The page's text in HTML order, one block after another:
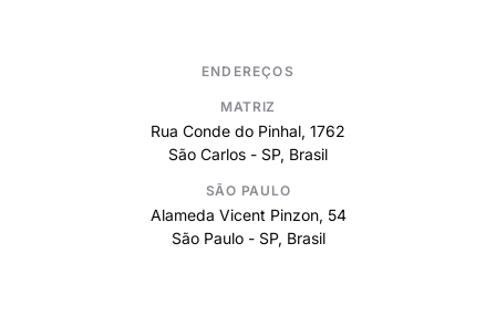
ENDEREÇOS
MATRIZ
Rua Conde do Pinhal, 1762
São Carlos - SP, Brasil
SÃO PAULO
Alameda Vicent Pinzon, 54
São Paulo - SP, Brasil